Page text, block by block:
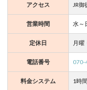
翠
～
～
M
アクセス JR
営業時間 水～
定休日 月曜
電話番号 070-
料金システム 1時